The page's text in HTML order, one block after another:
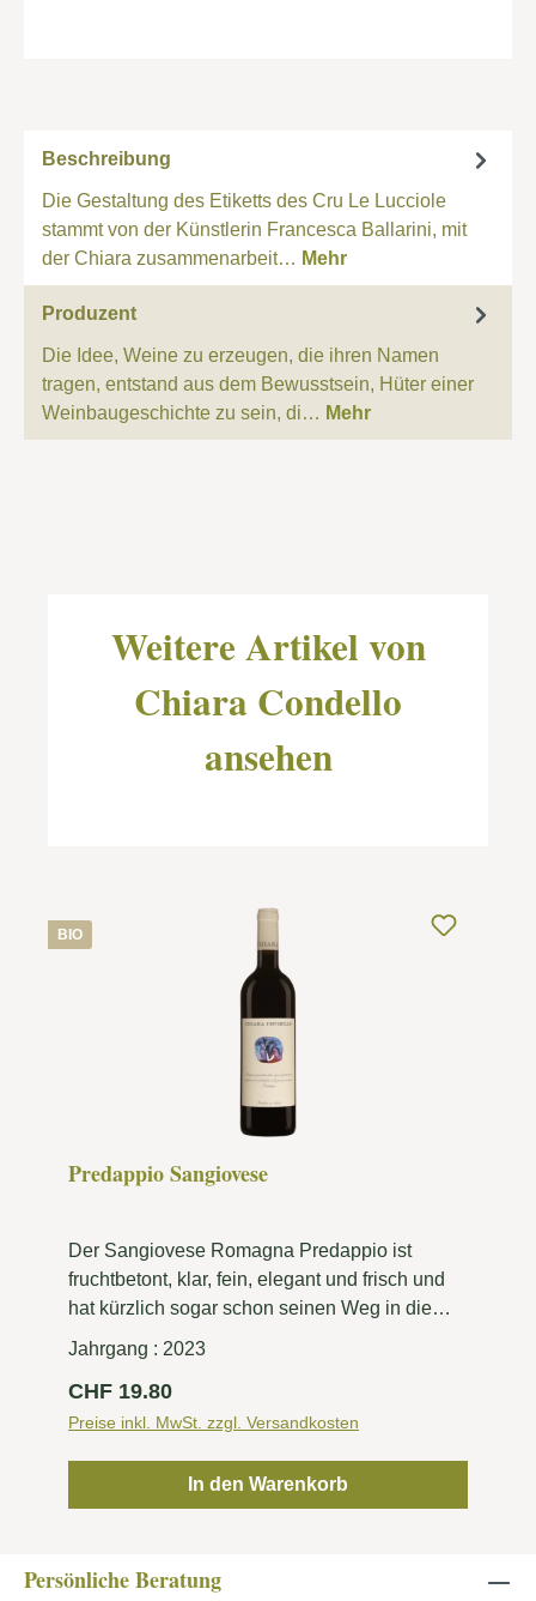
Beschreibung
Die Gestaltung des Etiketts des Cru Le Lucciole
stammt von der Künstlerin Francesca Ballarini, mit
der Chiara zusammenarbeit… Mehr
Produzent
Die Idee, Weine zu erzeugen, die ihren Namen
tragen, entstand aus dem Bewusstsein, Hüter einer
Weinbaugeschichte zu sein, di… Mehr
Weitere Artikel von
Chiara Condello
ansehen
BIO
Predappio Sangiovese
Der Sangiovese Romagna Predappio ist
fruchtbetont, klar, fein, elegant und frisch und
hat kürzlich sogar schon seinen Weg in die
Weinbegleitung eines Schweizer Restaurants
mit 3 Michelin-Sternen gefunden. Der Wein
wird zum Teil im grossen Holzfass und zum
Teil im Stahltank ausgebaut.
Jahrgang : 2023
Regulärer Preis:
CHF 19.80
Preise inkl. MwSt. zzgl. Versandkosten
In den Warenkorb
Persönliche Beratung